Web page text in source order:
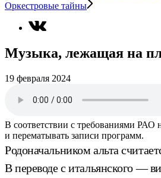
Оркестровые тайны
Музыка, лежащая на
19 февраля 2024
В соответствии с требованиями РАО
и перематывать записи программ.
Родоначальником альта
В переводе с итальянского —